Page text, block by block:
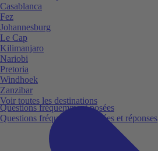
Questions fréquemment posées
Questions fréquemment posées et réponses
Casablanca
Fez
Johannesburg
Le Cap
Kilimanjaro
Nariobi
Pretoria
Windhoek
Zanzibar
Voir toutes les destinations